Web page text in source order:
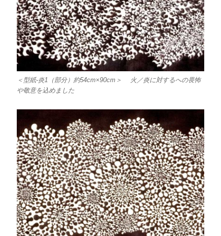
＜型紙-炎1（部分）約54cm×90cm＞ 火／炎に対するへの畏怖
や敬意を込めました